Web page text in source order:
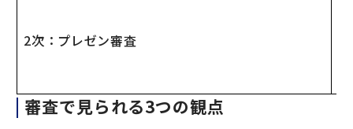
2次：プレゼン審査
審査で見られる3つの観点